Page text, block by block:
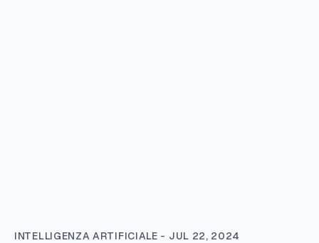
INTELLIGENZA ARTIFICIALE - JUL 22, 2024